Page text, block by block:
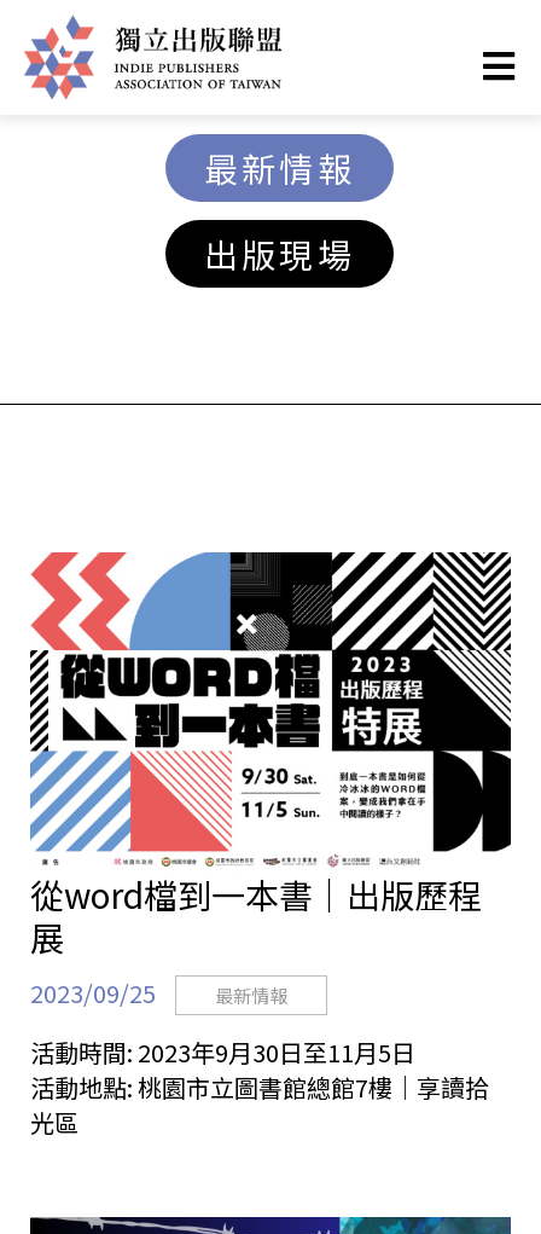
至
主
容
聯
站
最新情報
出版現場
從word檔到一本書｜出版歷程
展
2023/09/25 最新情報
活動時間: 2023年9月30日至11月5日
活動地點:桃園市立圖書館總館7樓｜享讀拾
光區